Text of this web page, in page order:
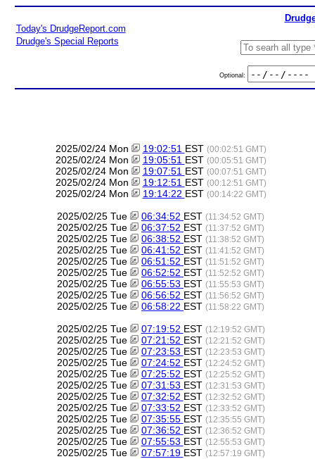
Today's DrudgeReport.com
Drudge's Special Reports
Optional:
2025/02/24 Mon 19:02:51 EST (00:02:51 GMT)
2025/02/24 Mon 19:05:51 EST (00:05:51 GMT)
2025/02/24 Mon 19:07:51 EST (00:07:51 GMT)
2025/02/24 Mon 19:12:51 EST (00:12:51 GMT)
2025/02/24 Mon 19:14:22 EST (00:14:22 GMT)
2025/02/25 Tue 06:34:52 EST (11:34:52 GMT)
2025/02/25 Tue 06:37:52 EST (11:37:52 GMT)
2025/02/25 Tue 06:38:52 EST (11:38:52 GMT)
2025/02/25 Tue 06:41:52 EST (11:41:52 GMT)
2025/02/25 Tue 06:51:52 EST (11:51:52 GMT)
2025/02/25 Tue 06:52:52 EST (11:52:52 GMT)
2025/02/25 Tue 06:55:53 EST (11:55:53 GMT)
2025/02/25 Tue 06:56:52 EST (11:56:52 GMT)
2025/02/25 Tue 06:58:22 EST (11:58:22 GMT)
2025/02/25 Tue 07:19:52 EST (12:19:52 GMT)
2025/02/25 Tue 07:21:52 EST (12:21:52 GMT)
2025/02/25 Tue 07:23:53 EST (12:23:53 GMT)
2025/02/25 Tue 07:24:52 EST (12:24:52 GMT)
2025/02/25 Tue 07:25:52 EST (12:25:52 GMT)
2025/02/25 Tue 07:31:53 EST (12:31:53 GMT)
2025/02/25 Tue 07:32:52 EST (12:32:52 GMT)
2025/02/25 Tue 07:33:52 EST (12:33:52 GMT)
2025/02/25 Tue 07:35:55 EST (12:35:55 GMT)
2025/02/25 Tue 07:36:52 EST (12:36:52 GMT)
2025/02/25 Tue 07:55:53 EST (12:55:53 GMT)
2025/02/25 Tue 07:57:19 EST (12:57:19 GMT)